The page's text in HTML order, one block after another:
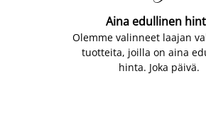
Aina edullinen
Olemme valinneet laajan
tuotteita, joilla on aina
hinta. Joka päivä.